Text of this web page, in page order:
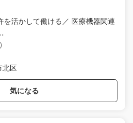
を活かして働ける／ 医療機器関連
北区
気になる